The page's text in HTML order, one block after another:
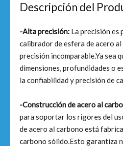
Descripción del
-Alta precisión: La precisión es
calibrador de esfera de acero
precisión incomparable.Ya sea
dimensiones, profundidades o
la confiabilidad y precisión de
-Construcción de acero al
para soportar los rigores del
de acero al carbono está
carbono sólido.Esto garantiza